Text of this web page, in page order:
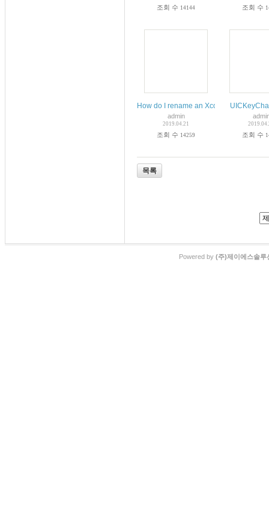
조회 수 14144 조회 수
How do I rename an Xcode project 프
admin
2019.04.21
조회 수 14259 조회 수
목록
Powered by (주)제이에스솔루